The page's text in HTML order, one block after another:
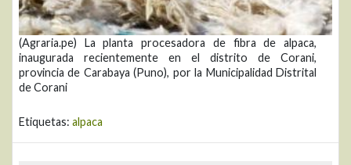
(Agraria.pe) La planta procesadora de fibra de alpaca,
inaugurada recientemente en el distrito de Corani,
provincia de Carabaya (Puno), por la Municipalidad Distrital
de Corani
Etiquetas: alpaca